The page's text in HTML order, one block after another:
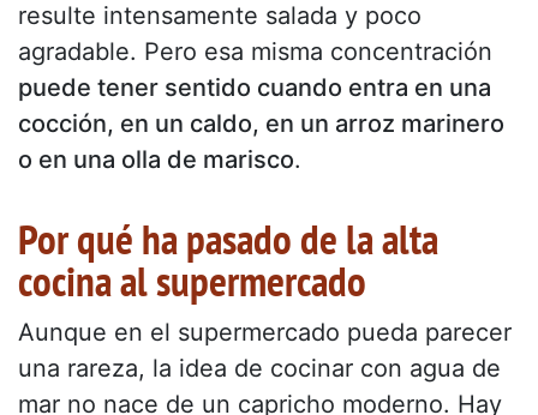
resulte intensamente salada y poco
agradable. Pero esa misma concentración
puede tener sentido cuando entra en una
cocción, en un caldo, en un arroz marinero
o en una olla de marisco.
Por qué ha pasado de la alta
cocina al supermercado
Aunque en el supermercado pueda parecer
una rareza, la idea de cocinar con agua de
mar no nace de un capricho moderno. Hay